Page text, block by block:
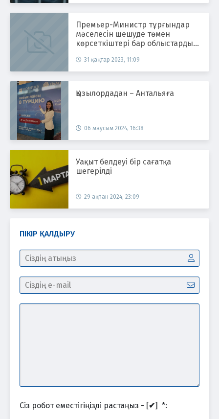
Премьер-Министр тұрғындар
мәселесін шешуде төмен
көрсеткіштері бар облыстарды
31 қаңтар 2023, 11:09
Қызылордадан – Антальяға
06 маусым 2024, 16:38
Уақыт белдеуі бір сағатқа
шегерілді
29 ақпан 2024, 23:09
ПІКІР ҚАЛДЫРУ
Сіз робот еместігіңізді растаңыз - [✔] *: